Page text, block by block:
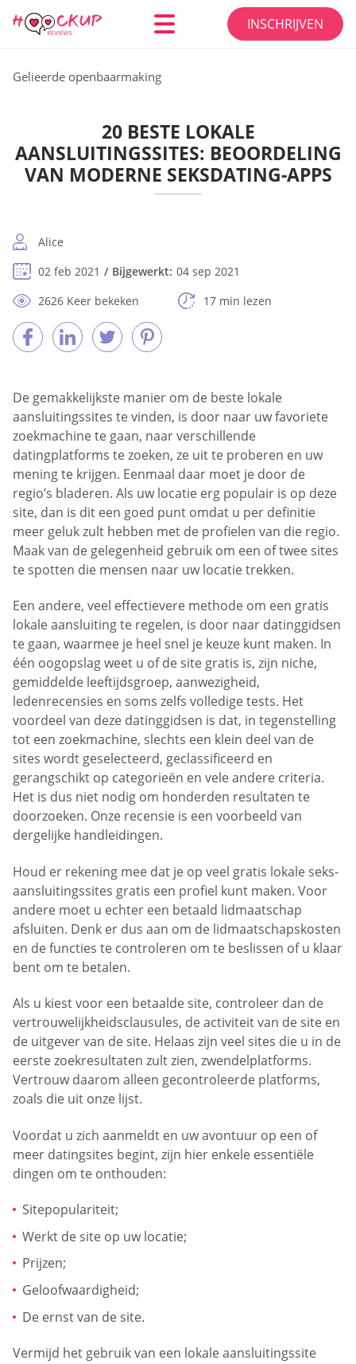
INSCHRIJVEN
Gelieerde openbaarmaking
20 BESTE LOKALE
AANSLUITINGSSITES: BEOORDELING
VAN MODERNE SEKSDATING-APPS
Alice
02 feb 2021
Bijgewerkt: 04 sep 2021
2626 Keer bekeken
17 min lezen
De gemakkelijkste manier om de beste lokale
aansluitingssites te vinden, is door naar uw favoriete
zoekmachine te gaan, naar verschillende
datingplatforms te zoeken, ze uit te proberen en uw
mening te krijgen. Eenmaal daar moet je door de
regio’s bladeren. Als uw locatie erg populair is op deze
site, dan is dit een goed punt omdat u per definitie
meer geluk zult hebben met de profielen van die regio.
Maak van de gelegenheid gebruik om een of twee sites
te spotten die mensen naar uw locatie trekken.
Een andere, veel effectievere methode om een gratis
lokale aansluiting te regelen, is door naar datinggidsen
te gaan, waarmee je heel snel je keuze kunt maken. In
één oogopslag weet u of de site gratis is, zijn niche,
gemiddelde leeftijdsgroep, aanwezigheid,
ledenrecensies en soms zelfs volledige tests. Het
voordeel van deze datinggidsen is dat, in tegenstelling
tot een zoekmachine, slechts een klein deel van de
sites wordt geselecteerd, geclassificeerd en
gerangschikt op categorieën en vele andere criteria.
Het is dus niet nodig om honderden resultaten te
doorzoeken. Onze recensie is een voorbeeld van
dergelijke handleidingen.
Houd er rekening mee dat je op veel gratis lokale seks-
aansluitingssites gratis een profiel kunt maken. Voor
andere moet u echter een betaald lidmaatschap
afsluiten. Denk er dus aan om de lidmaatschapskosten
en de functies te controleren om te beslissen of u klaar
bent om te betalen.
Als u kiest voor een betaalde site, controleer dan de
vertrouwelijkheidsclausules, de activiteit van de site en
de uitgever van de site. Helaas zijn veel sites die u in de
eerste zoekresultaten zult zien, zwendelplatforms.
Vertrouw daarom alleen gecontroleerde platforms,
zoals die uit onze lijst.
Voordat u zich aanmeldt en uw avontuur op een of
meer datingsites begint, zijn hier enkele essentiële
dingen om te onthouden:
Sitepopulariteit;
Werkt de site op uw locatie;
Prijzen;
Geloofwaardigheid;
De ernst van de site.
Vermijd het gebruik van een lokale aansluitingssite